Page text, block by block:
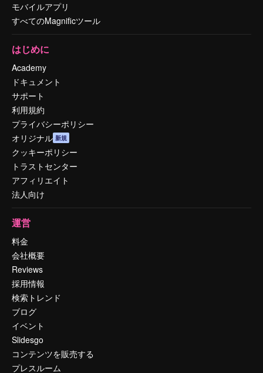
モバイルアプリ
すべてのMagnificツール
はじめに
Academy
ドキュメント
サポート
利用規約
プライバシーポリシー
オリジナル 新規
クッキーポリシー
トラストセンター
アフィリエイト
法人向け
運営
料金
会社概要
Reviews
採用情報
検索トレンド
ブログ
イベント
Slidesgo
コンテンツを販売する
プレスルーム